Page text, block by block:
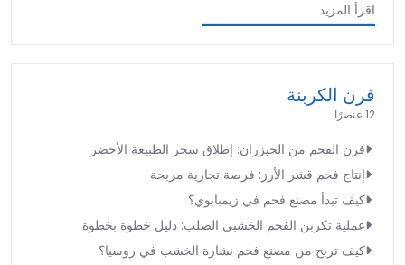
اقرأ المزيد
فرن الكربنة
12 عنصرًا
فرن الفحم من الخيزران: إطلاق سحر الطبيعة الأخضر
إنتاج فحم قشر الأرز: فرصة تجارية مربحة
كيف تبدأ مصنع فحم في زيمبابوي؟
عملية تكربن الفحم الخشبي الصلب: دليل خطوة بخطوة
كيف تربح من مصنع فحم نشارة الخشب في روسيا؟